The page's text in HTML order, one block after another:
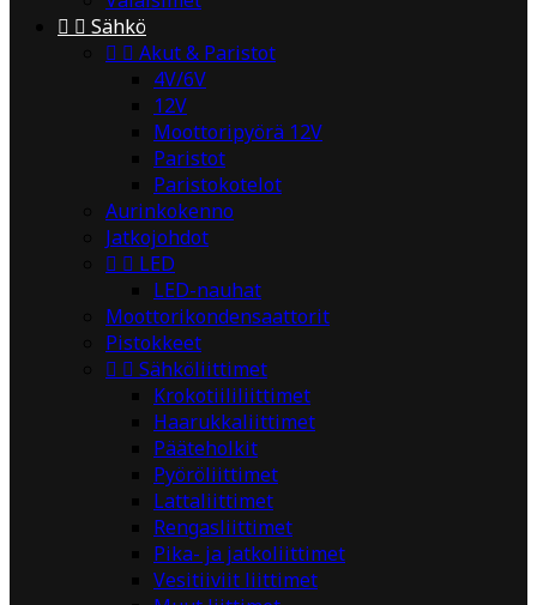
  Sähkö
  Akut & Paristot
4V/6V
12V
Moottoripyörä 12V
Paristot
Paristokotelot
Aurinkokenno
Jatkojohdot
  LED
LED-nauhat
Moottorikondensaattorit
Pistokkeet
  Sähköliittimet
Krokotiililiittimet
Haarukkaliittimet
Pääteholkit
Pyöröliittimet
Lattaliittimet
Rengasliittimet
Pika- ja jatkoliittimet
Vesitiiviit liittimet